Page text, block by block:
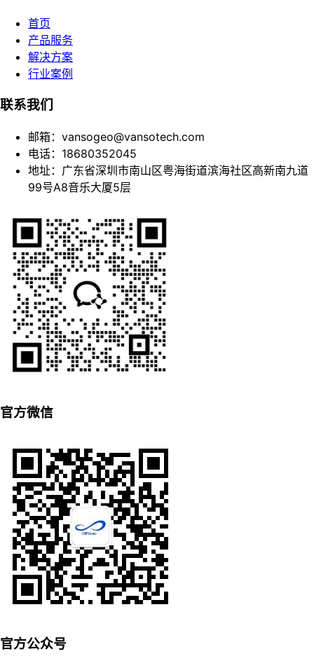
首页
产品服务
解决方案
行业案例
联系我们
邮箱：vansogeo@vansotech.com
电话：18680352045
地址：广东省深圳市南山区粤海街道滨海社区高新南九道
99号A8音乐大厦5层
官方微信
官方公众号